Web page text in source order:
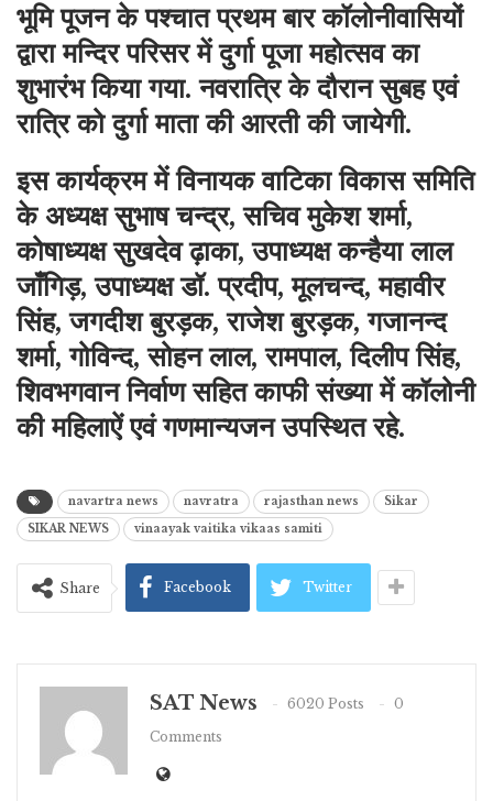
भूमि पूजन के पश्चात प्रथम बार कॉलोनीवासियों
द्वारा मन्दिर परिसर में दुर्गा पूजा महोत्सव का
शुभारंभ किया गया. नवरात्रि के दौरान सुबह एवं
रात्रि को दुर्गा माता की आरती की जायेगी.
इस कार्यक्रम में विनायक वाटिका विकास समिति
के अध्यक्ष सुभाष चन्द्र, सचिव मुकेश शर्मा,
कोषाध्यक्ष सुखदेव ढ़ाका, उपाध्यक्ष कन्हैया लाल
जाँगिड़, उपाध्यक्ष डॉ. प्रदीप, मूलचन्द, महावीर
सिंह, जगदीश बुरड़क, राजेश बुरड़क, गजानन्द
शर्मा, गोविन्द, सोहन लाल, रामपाल, दिलीप सिंह,
शिवभगवान निर्वाण सहित काफी संख्या में कॉलोनी
की महिलाऐं एवं गणमान्यजन उपस्थित रहे.
navartra news navratra rajasthan news
Sikar
SIKAR NEWS
vinaayak vaitika vikaas samiti
Share Facebook Twitter
SAT News 6020 Posts
0
Comments